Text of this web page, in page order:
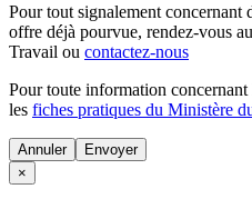
Pour tout signalement concernant
offre déjà pourvue, rendez-vous
Travail ou contactez-nous
Pour toute information concernant
les fiches pratiques du Ministère
Annuler
×